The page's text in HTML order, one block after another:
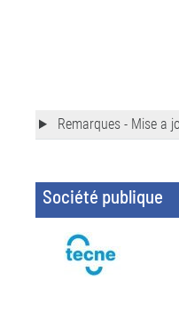
Remarques - Mise a
Société publique